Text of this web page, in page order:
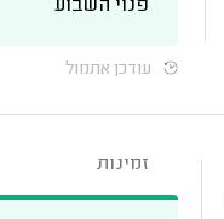
פנוי השבוע
עודכן אתמול
זמינות